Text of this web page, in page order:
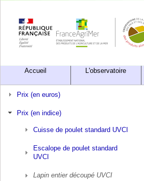
Accueil L'observatoire
Prix (en euros)
Prix (en indice)
Cuisse de poulet standard UVCI
Escalope de poulet standard
UVCI
Lapin entier découpé UVCI